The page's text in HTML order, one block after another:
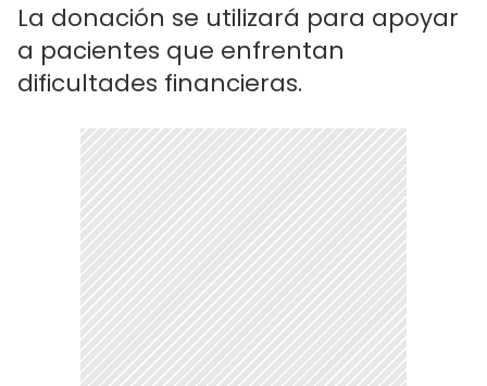
La donación se utilizará para apoyar
a pacientes que enfrentan
dificultades financieras.